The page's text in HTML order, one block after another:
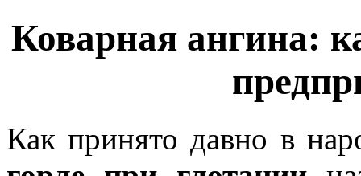
Коварная ангина:
Как принято давно в